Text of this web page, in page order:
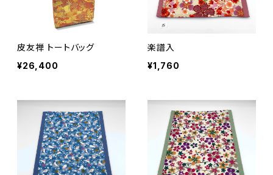
皮友禅 トートバッグ
¥26,400
楽譜入
¥1,760